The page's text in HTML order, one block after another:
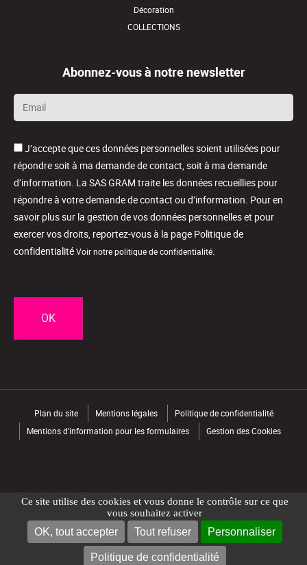
Ce site utilise des cookies et vous donne le contrôle sur ce que
vous souhaitez activer
OK, tout accepter Tout refuser Personnaliser
Politique de confidentialité
NOUS CONTACTER TROUVER UN MAGASIN
Décoration
COLLECTIONS
Abonnez-vous à notre newsletter
Email
*
J’accepte que ces données personnelles soient utilisées pour
répondre soit à ma demande de contact, soit à ma demande
d’information. La SAS GRAM traite les données recueillies pour
répondre à votre demande de contact ou d’information. Pour en
savoir plus sur la gestion de vos données personnelles et pour
exercer vos droits, reportez-vous à la page Politique de
confidentialitéVoir notre politique de confidentialité.
Plan du site Mentions légales
Politique de confidentialité
Mentions d’information pour les formulaires
Gestion des Cookies